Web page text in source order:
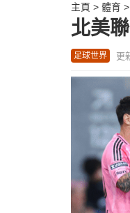
主頁 體育
北美
足球世界 更